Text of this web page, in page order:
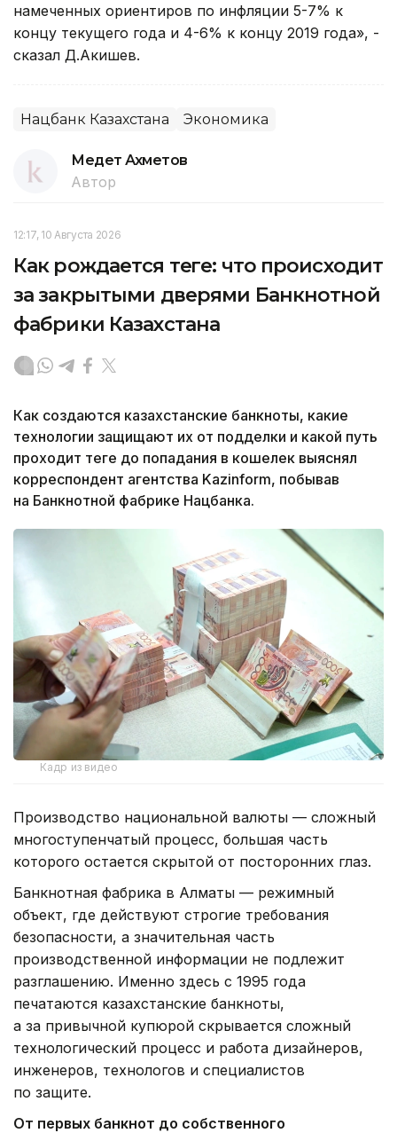
намеченных ориентиров по инфляции 5-7% к
концу текущего года и 4-6% к концу 2019 года», -
сказал Д.Акишев.
Нацбанк Казахстана Экономика
Медет Ахметов
Автор
12:17, 10 Августа 2026
Как рождается теңге: что происходит
за закрытыми дверями Банкнотной
фабрики Казахстана
Как создаются казахстанские банкноты, какие
технологии защищают их от подделки и какой путь
проходит теңге до попадания в кошелек выяснял
корреспондент агентства Kazinform, побывав
на Банкнотной фабрике Нацбанка.
Кадр из видео
Производство национальной валюты — сложный
многоступенчатый процесс, большая часть
которого остается скрытой от посторонних глаз.
Банкнотная фабрика в Алматы — режимный
объект, где действуют строгие требования
безопасности, а значительная часть
производственной информации не подлежит
разглашению. Именно здесь с 1995 года
печатаются казахстанские банкноты,
а за привычной купюрой скрывается сложный
технологический процесс и работа дизайнеров,
инженеров, технологов и специалистов
по защите.
От первых банкнот до собственного